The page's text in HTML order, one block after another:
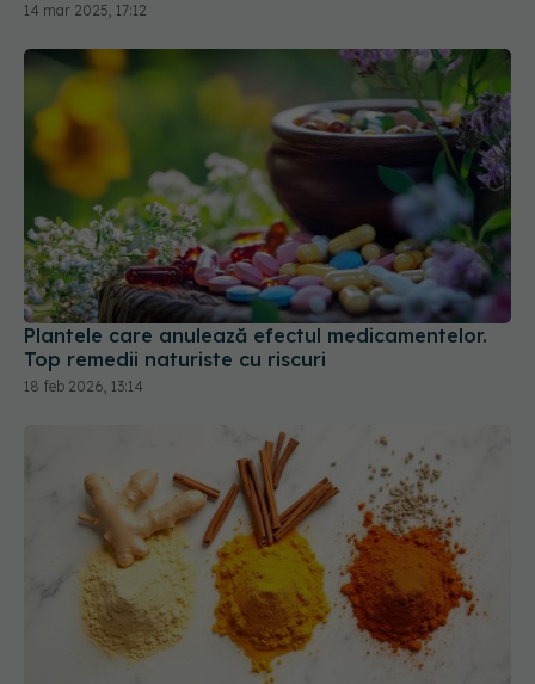
14 mar 2025, 17:12
Plantele care anulează efectul medicamentelor.
Top remedii naturiste cu riscuri
18 feb 2026, 13:14